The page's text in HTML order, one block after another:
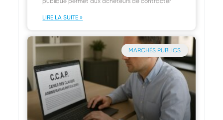
LIRE LA SUITE »
MARCHÉS PUBLICS